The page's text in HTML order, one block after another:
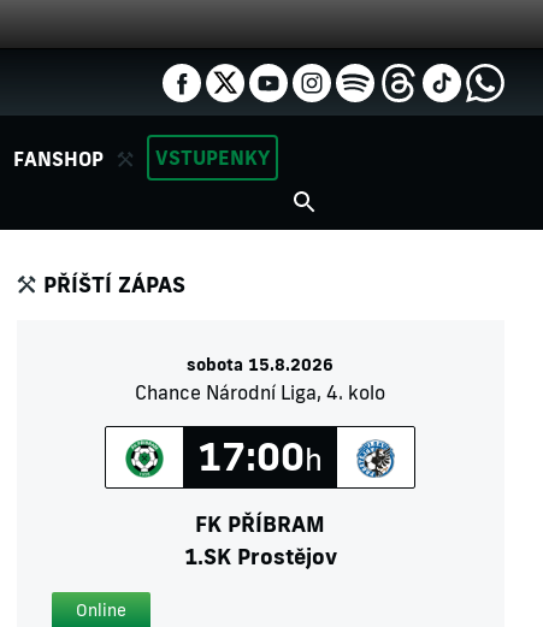
FANSHOP VSTUPENKY
PŘÍŠTÍ ZÁPAS
sobota 15.8.2026
Chance Národní Liga, 4. kolo
17:00h
FK PŘÍBRAM
1.SK Prostějov
Online